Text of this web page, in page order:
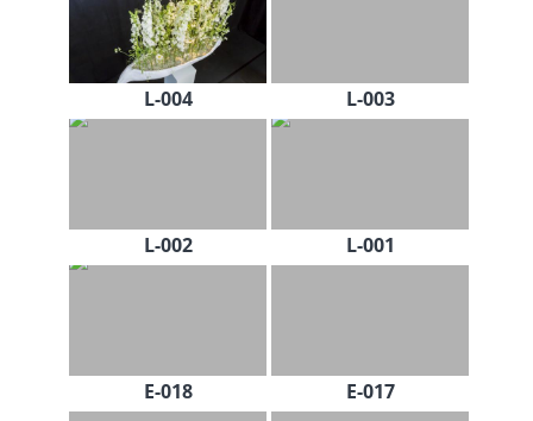
L-004 L-003
L-002 L-001
E-018 E-017